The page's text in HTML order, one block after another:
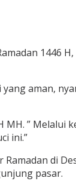
1446
aman,
MH. ” Melalui
ini.”
di
pasar.